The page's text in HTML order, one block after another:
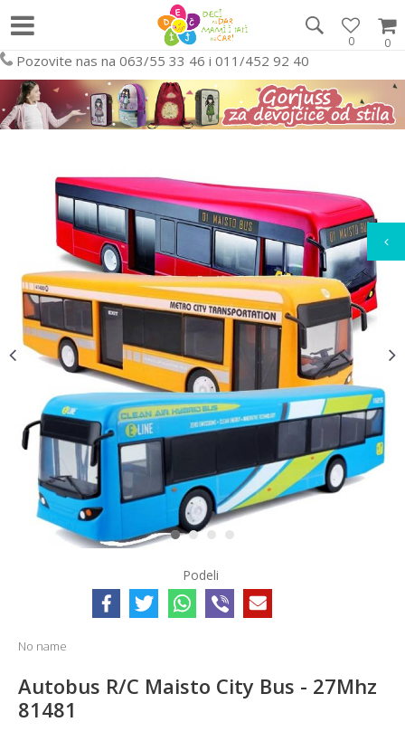
0
0
Pozovite nas na 063/55 33 46 i 011/452 92 40
1 2 3 4
Podeli
No name
Autobus R/C Maisto City Bus - 27Mhz
81481